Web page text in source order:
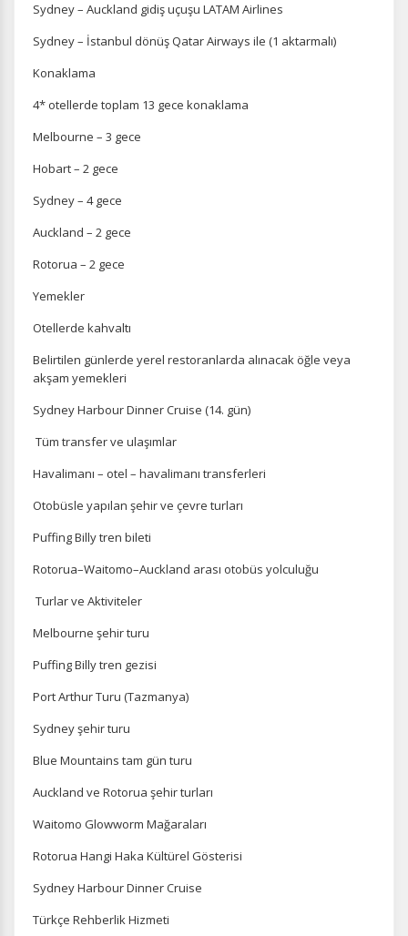
Sydney – Auckland gidiş uçuşu LATAM Airlines
Sydney – İstanbul dönüş Qatar Airways ile (1 aktarmalı)
Konaklama
4* otellerde toplam 13 gece konaklama
Melbourne – 3 gece
Hobart – 2 gece
Sydney – 4 gece
Auckland – 2 gece
Rotorua – 2 gece
Yemekler
Otellerde kahvaltı
Belirtilen günlerde yerel restoranlarda alınacak öğle veya
akşam yemekleri
Sydney Harbour Dinner Cruise (14. gün)
Tüm transfer ve ulaşımlar
Havalimanı – otel – havalimanı transferleri
Otobüsle yapılan şehir ve çevre turları
Puffing Billy tren bileti
Rotorua–Waitomo–Auckland arası otobüs yolculuğu
Turlar ve Aktiviteler
Melbourne şehir turu
Puffing Billy tren gezisi
Port Arthur Turu (Tazmanya)
Sydney şehir turu
Blue Mountains tam gün turu
Auckland ve Rotorua şehir turları
Waitomo Glowworm Mağaraları
Rotorua Hangi Haka Kültürel Gösterisi
Sydney Harbour Dinner Cruise
Türkçe Rehberlik Hizmeti